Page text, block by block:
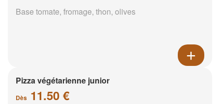
Base tomate, fromage, thon, olives
Pizza végétarienne junior
Dès 11.50 €